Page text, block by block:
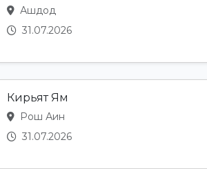
Ашдод
31.07.2026
Кирьят Ям
Рош Аин
31.07.2026